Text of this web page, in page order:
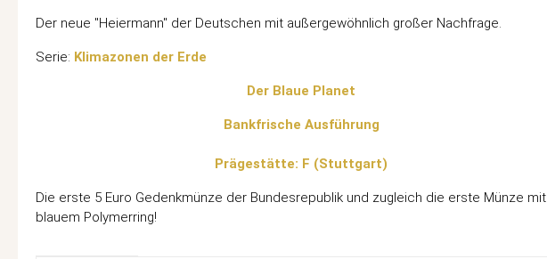
Der neue "Heiermann" der Deutschen mit außergewöhnlich großer Nachfrage.
Serie: Klimazonen der Erde
Der Blaue Planet
Bankfrische Ausführung
Prägestätte: F (Stuttgart)
Die erste 5 Euro Gedenkmünze der Bundesrepublik und zugleich die erste Münze mit
blauem Polymerring!